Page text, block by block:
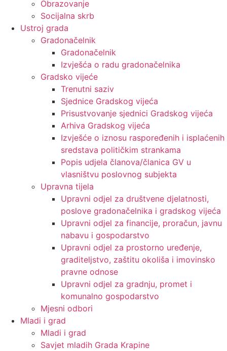
Obrazovanje
Socijalna skrb
Ustroj grada
Gradonačelnik
Gradonačelnik
Izvješća o radu gradonačelnika
Gradsko vijeće
Trenutni saziv
Sjednice Gradskog vijeća
Prisustvovanje sjednici Gradskog vijeća
Arhiva Gradskog vijeća
Izvješće o iznosu raspoređenih i isplaćenih
sredstava političkim strankama
Popis udjela članova/članica GV u
vlasništvu poslovnog subjekta
Upravna tijela
Upravni odjel za društvene djelatnosti,
poslove gradonačelnika i gradskog vijeća
Upravni odjel za financije, proračun, javnu
nabavu i gospodarstvo
Upravni odjel za prostorno uređenje,
graditeljstvo, zaštitu okoliša i imovinsko
pravne odnose
Upravni odjel za gradnju, promet i
komunalno gospodarstvo
Mjesni odbori
Mladi i grad
Mladi i grad
Savjet mladih Grada Krapine